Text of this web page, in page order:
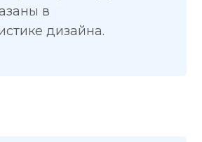
в
дизайна.